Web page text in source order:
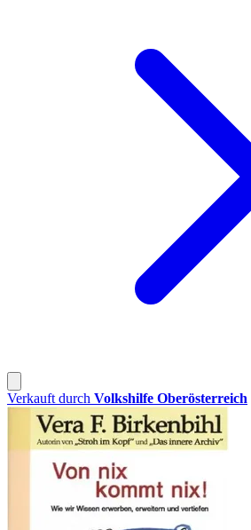
Verkauft durch Volkshilfe Oberösterreich